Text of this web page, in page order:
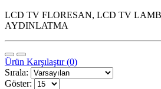
LCD TV FLORESAN, LCD TV
AYDINLATMA
Ürün Karşılaştır (0)
Sırala:
Göster: